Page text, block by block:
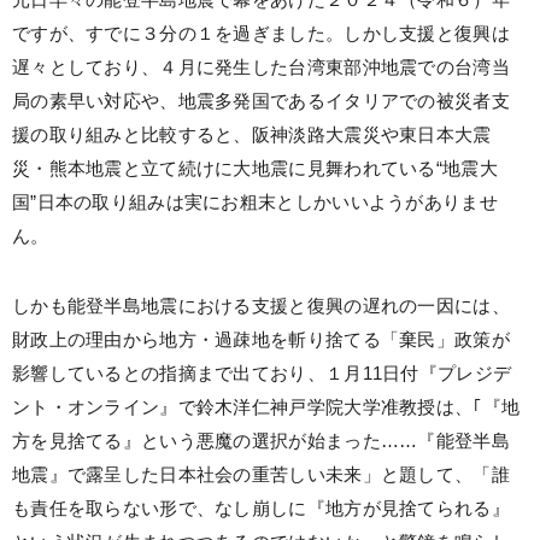
ですが、すでに３分の１を過ぎました。しかし支援と復興は
遅々としており、４月に発生した台湾東部沖地震での台湾当
局の素早い対応や、地震多発国であるイタリアでの被災者支
援の取り組みと比較すると、阪神淡路大震災や東日本大震
災・熊本地震と立て続けに大地震に見舞われている“地震大
国”日本の取り組みは実にお粗末としかいいようがありませ
ん。
しかも能登半島地震における支援と復興の遅れの一因には、
財政上の理由から地方・過疎地を斬り捨てる「棄民」政策が
影響しているとの指摘まで出ており、１月11日付『プレジデ
ント・オンライン』で鈴木洋仁神戸学院大学准教授は、｢『地
方を見捨てる』という悪魔の選択が始まった……『能登半島
地震』で露呈した日本社会の重苦しい未来」と題して、「誰
も責任を取らない形で、なし崩しに『地方が見捨てられる』